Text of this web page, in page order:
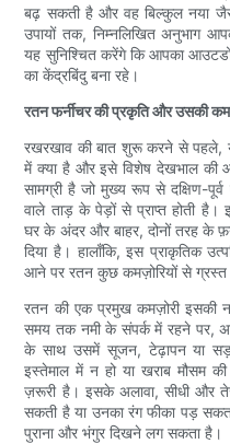
बढ़ सकती है और वह बिल्कुल नया
उपायों तक, निम्नलिखित अनुभाग
यह सुनिश्चित करेंगे कि आपका
का केंद्रबिंदु बना रहे।
रतन फर्नीचर की प्रकृति और उसकी
रखरखाव की बात शुरू करने से पहले,
में क्या है और इसे विशेष देखभाल की
सामग्री है जो मुख्य रूप से दक्षिण-
वाले ताड़ के पेड़ों से प्राप्त होती
घर के अंदर और बाहर, दोनों तरह के
दिया है। हालाँकि, इस प्राकृतिक
आने पर रतन कुछ कमज़ोरियों से ग्रस्त
रतन की एक प्रमुख कमज़ोरी इसकी
समय तक नमी के संपर्क में रहने पर,
के साथ उसमें सूजन, टेढ़ापन या
इस्तेमाल में न हो या खराब मौसम
ज़रूरी है। इसके अलावा, सीधी और
सकती है या उनका रंग फीका पड़
पुराना और भंगुर दिखने लग सकता है।